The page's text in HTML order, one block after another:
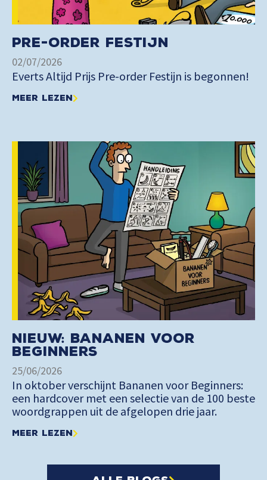
Pre-order Festijn
02/07/2026
Everts Altijd Prijs Pre-order Festijn is begonnen!
Meer lezen
Nieuw: Bananen voor
Beginners
25/06/2026
In oktober verschijnt Bananen voor Beginners:
een hardcover met een selectie van de 100 beste
woordgrappen uit de afgelopen drie jaar.
Meer lezen